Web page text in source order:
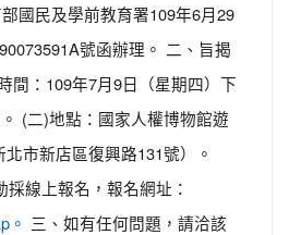
國民及學前教育署109年6月29
號函辦理。 二、旨揭
間：109年7月9日（星期四）下
(二)地點：國家人權博物館遊
市新店區復興路131號）。
線上報名，報名網址：
。
三、如有任何問題，請洽該